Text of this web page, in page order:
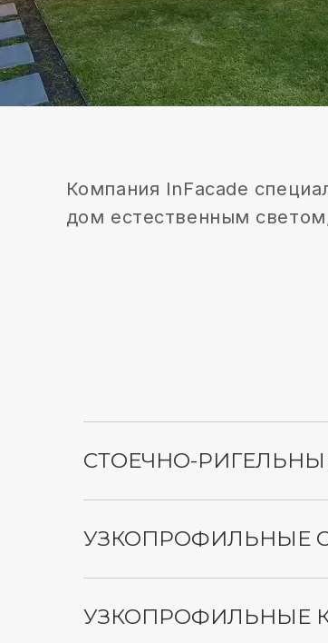
Компания InFacade
дом естественным светом,
СТОЕЧНО-
УЗКОПРОФИЛЬНЫЕ
УЗКОПРОФИЛЬНЫЕ